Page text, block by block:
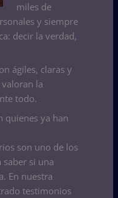
miles de
y siempre
decir la verdad,
ágiles, claras y
la
todo.
quienes ya han
son uno de los
si una
En nuestra
testimonios